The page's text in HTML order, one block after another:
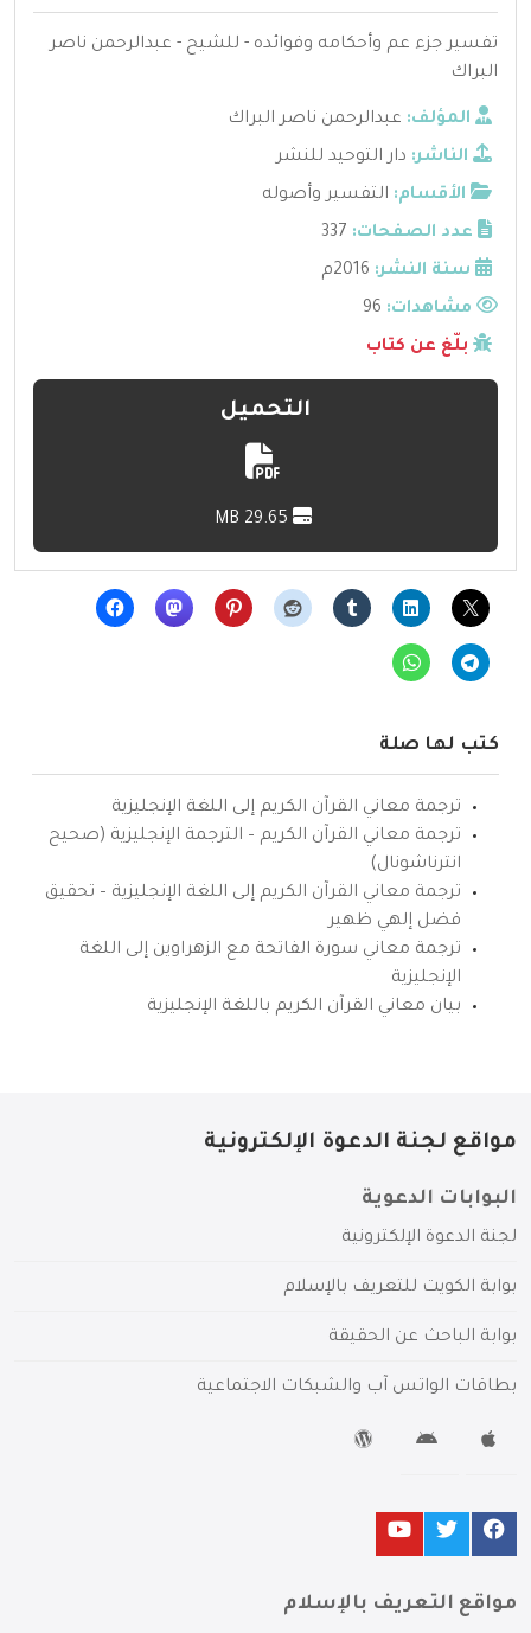
تفسير جزء عم وأحكامه وفوائده - للشيح - عبدالرحمن ناصر
البراك
المؤلف: عبدالرحمن ناصر البراك
الناشر: دار التوحيد للنشر
الأقسام: التفسير وأصوله
عدد الصفحات: 337
سنة النشر: 2016م
مشاهدات:
بلّغ عن كتاب
التحميل
كتب لها صلة
ترجمة معاني القرآن الكريم إلى اللغة الإنجليزية
ترجمة معاني القرآن الكريم – الترجمة الإنجليزية (صحيح
انترناشونال)
ترجمة معاني القرآن الكريم إلى اللغة الإنجليزية – تحقيق
فضل إلهي ظهير
ترجمة معاني سورة الفاتحة مع الزهراوين إلى اللغة
الإنجليزية
بيان معاني القرآن الكريم باللغة الإنجليزية
مواقع لجنة الدعوة الإلكترونية
البوابات الدعوية
لجنة الدعوة الإلكترونية
بوابة الكويت للتعريف بالإسلام
بوابة الباحث عن الحقيقة
بطاقات الواتس آب والشبكات الاجتماعية
مواقع التعريف بالإسلام